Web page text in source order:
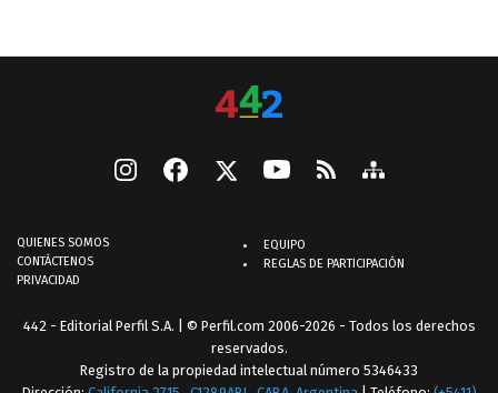
QUIENES SOMOS
CONTÁCTENOS
PRIVACIDAD
EQUIPO
REGLAS DE PARTICIPACIÓN
442 - Editorial Perfil S.A. | © Perfil.com 2006-2026 - Todos los derechos
reservados.
Registro de la propiedad intelectual número 5346433